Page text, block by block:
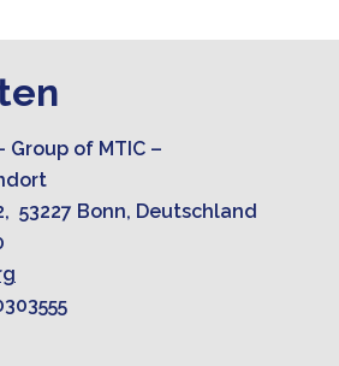
Group of MTIC –
53227 Bonn, Deutschland